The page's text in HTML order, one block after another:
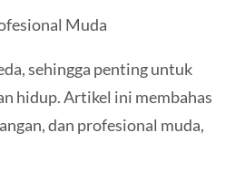
Muda
sehingga penting untuk
hidup. Artikel ini membahas
dan profesional muda,